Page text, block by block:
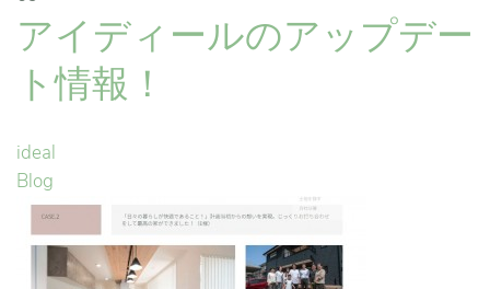
アイディールのアップデー
ト情報！
ideal
Blog